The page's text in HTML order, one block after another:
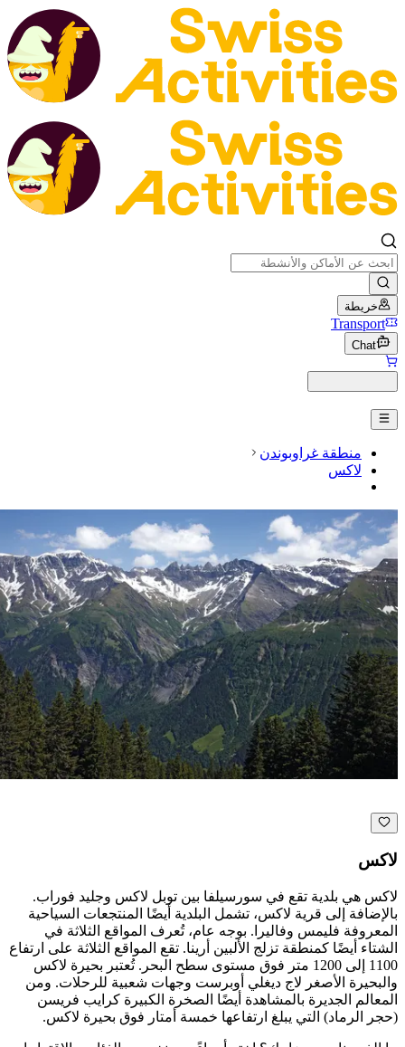
خريطة
Transport
Chat
منطقة غراوبوندن
لاكس
لاكس
لاكس هي بلدية تقع في سورسيلفا بين توبل لاكس وجليد فوراب.
بالإضافة إلى قرية لاكس، تشمل البلدية أيضًا المنتجعات السياحية
المعروفة فليمس وفاليرا. بوجه عام، تُعرف المواقع الثلاثة في
الشتاء أيضًا كمنطقة تزلج الألبين أرينا. تقع المواقع الثلاثة على ارتفاع
1100 إلى 1200 متر فوق مستوى سطح البحر. تُعتبر بحيرة لاكس
والبحيرة الأصغر لاج ديغلي أوبرست وجهات شعبية للرحلات. ومن
المعالم الجديرة بالمشاهدة أيضًا الصخرة الكبيرة كرايب فريسن
(حجر الرماد) التي يبلغ ارتفاعها خمسة أمتار فوق بحيرة لاكس.